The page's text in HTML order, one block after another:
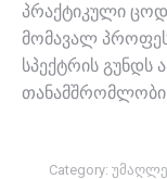
პრაქტიკული
მომავალ
სპექტრის გუნდს
Category: